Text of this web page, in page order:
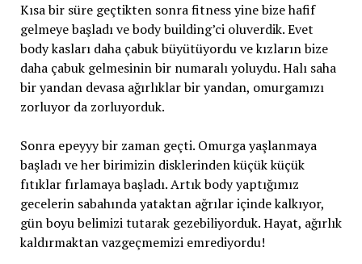
Kısa bir süre geçtikten sonra fitness yine bize hafif
gelmeye başladı ve body building’ci oluverdik. Evet
body kasları daha çabuk büyütüyordu ve kızların bize
daha çabuk gelmesinin bir numaralı yoluydu. Halı saha
bir yandan devasa ağırlıklar bir yandan, omurgamızı
zorluyor da zorluyorduk.
Sonra epeyyy bir zaman geçti. Omurga yaşlanmaya
başladı ve her birimizin disklerinden küçük küçük
fıtıklar fırlamaya başladı. Artık body yaptığımız
gecelerin sabahında yataktan ağrılar içinde kalkıyor,
gün boyu belimizi tutarak gezebiliyorduk. Hayat, ağırlık
kaldırmaktan vazgeçmemizi emrediyordu!